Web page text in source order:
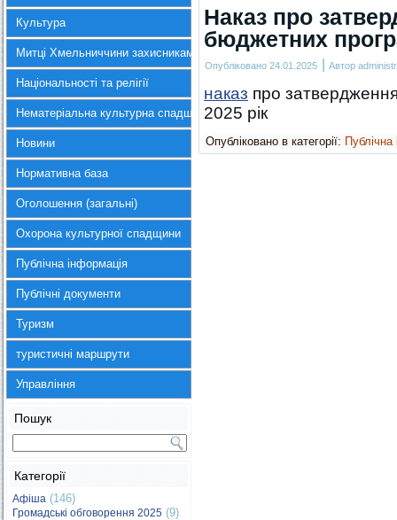
Культура
Митці Хмельниччини захисникам України
Національності та релігії
Нематеріальна культурна спадщина
Новини
Нормативна база
Оголошення (загальні)
Охорона культурної спадщини
Публічна інформація
Публічні документи
Туризм
туристичні маршрути
Управління
Пошук
Категорії
Афіша (146)
Громадські обговорення 2025 (9)
Наказ про
бюджетних
Опубліковано 24.01.2025 | Автор
наказ про
2025 рік
Опубліковано в категорії: Публічна